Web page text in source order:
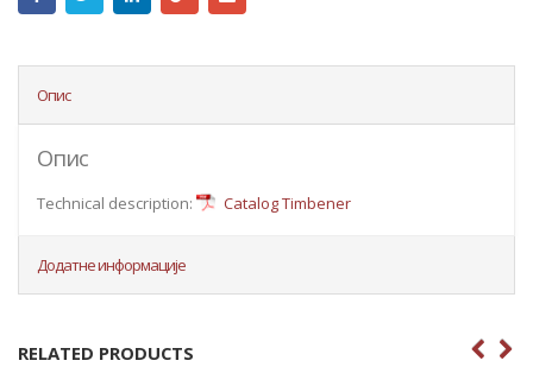
Опис
Опис
Technical description: Catalog Timbener
Додатне информације
RELATED PRODUCTS